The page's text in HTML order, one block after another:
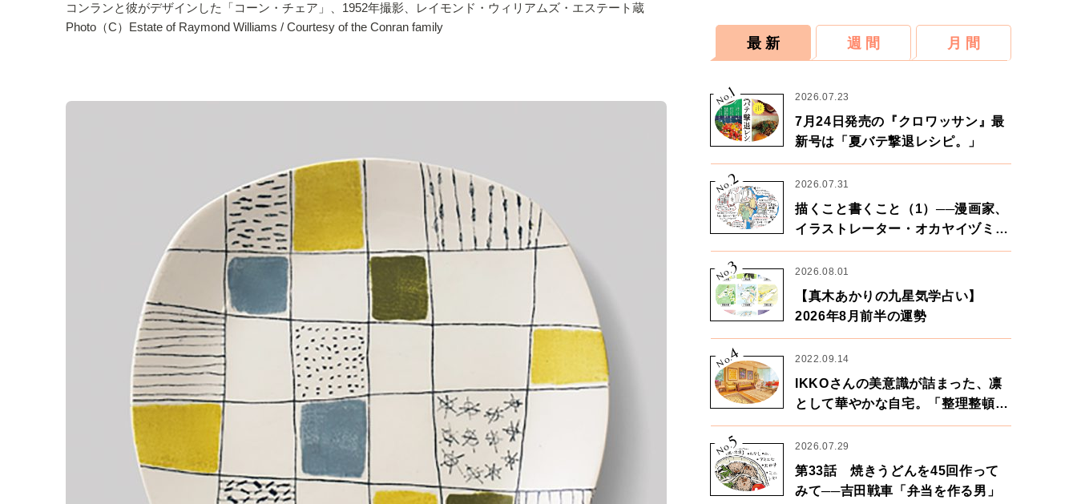
コンランと彼がデザインした「コーン・チェア」、1952年撮影、レイモンド・ウィリアムズ・エステート蔵
Photo（C）Estate of Raymond Williams / Courtesy of the Conran family
最 新 週 間 月 間
No.
1 2026.07.23
7月24日発売の『クロワッサン』最
新号は「夏バテ撃退レシピ。」
No.2 2026.07.31
描くこと書くこと（1）──漫画家、
イラストレーター・オカヤイヅミさ
ん×漫画家・鶴谷香央理さん
No.
3 2026.08.01
【真木あかりの九星気学占い】
2026年8月前半の運勢
No.
4 2022.09.14
IKKOさんの美意識が詰まった、凛
として華やかな自宅。「整理整頓は
心のリズムが乱されないための作
業」。
No.
5 2026.07.29
第33話 焼きうどんを45回作って
みて──吉田戦車「弁当を作る男」